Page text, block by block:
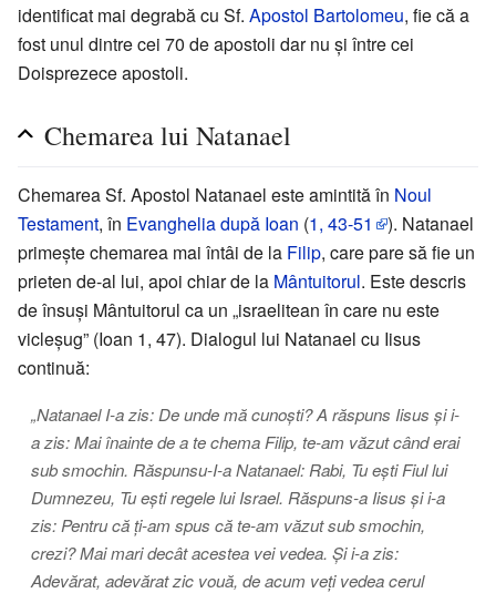
identificat mai degrabă cu Sf. Apostol Bartolomeu, fie că a
fost unul dintre cei 70 de apostoli dar nu și între cei
Doisprezece apostoli.
Chemarea lui Natanael
Chemarea Sf. Apostol Natanael este amintită în Noul
Testament, în Evanghelia după Ioan (1, 43-51
). Natanael
primește chemarea mai întâi de la Filip, care pare să fie un
prieten de-al lui, apoi chiar de la Mântuitorul. Este descris
de însuși Mântuitorul ca un „israelitean în care nu este
vicleșug” (Ioan 1, 47). Dialogul lui Natanael cu Iisus
continuă:
„Natanael I-a zis: De unde mă cunoşti? A răspuns Iisus şi i-
a zis: Mai înainte de a te chema Filip, te-am văzut când erai
sub smochin. Răspunsu-I-a Natanael: Rabi, Tu eşti Fiul lui
Dumnezeu, Tu eşti regele lui Israel. Răspuns-a Iisus şi i-a
zis: Pentru că ţi-am spus că te-am văzut sub smochin,
crezi? Mai mari decât acestea vei vedea. Şi i-a zis:
Adevărat, adevărat zic vouă, de acum veţi vedea cerul